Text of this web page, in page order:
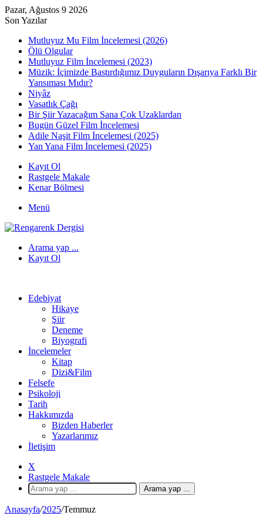
Pazar, Ağustos 9 2026
Son Yazılar
Mutluyuz Mu Film İncelemesi (2026)
Ölü Olgular
Mutluyuz Film İncelemesi (2023)
Müzik: İçimizde Bastırdığımız Duyguların Dışarıya Farklı Bir
Yansıması Mıdır?
Niyâz
Vasatlık Çağı
Bir Şiir Yazacağım Sana Çok Uzaklardan
Bugün Güzel Film İncelemesi
Adile Naşit Film İncelemesi (2025)
Yan Yana Film İncelemesi (2025)
Kayıt Ol
Rastgele Makale
Kenar Bölmesi
Menü
Arama yap ...
Kayıt Ol
Edebiyat
Hikaye
Şiir
Deneme
Biyografi
İncelemeler
Kitap
Dizi&Film
Felsefe
Psikoloji
Tarih
Hakkımızda
Bizden Haberler
Yazarlarımız
İletişim
X
Rastgele Makale
Arama yap ...
Anasayfa/2025/Temmuz